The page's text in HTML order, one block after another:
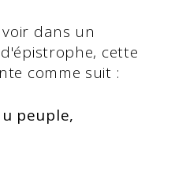
dans un
cette
comme suit :
peuple,